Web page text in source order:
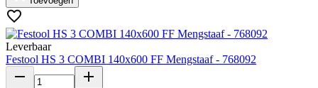
Leverbaar
Festool HS 3 COMBI 140x600 FF Mengstaaf - 768092